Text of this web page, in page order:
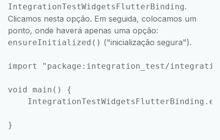
IntegrationTestWidgetsFlutterBinding.
Clicamos nesta opção. Em seguida, colocamos um
ponto, onde haverá apenas uma opção:
ensureInitialized() ("inicialização segura").
import "package:integration_test/
void main() {